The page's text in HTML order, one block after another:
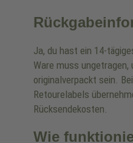
Ja, du hast ein 14-
Ware muss
originalverpackt sein.
Retourelabels
Rücksendekosten.
Wie